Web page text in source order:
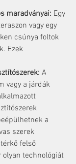
maradványai: Egy
vagy egy
csúnya foltok
Ezek
A
vagy a járdák
a
szerek
felső
technológiát